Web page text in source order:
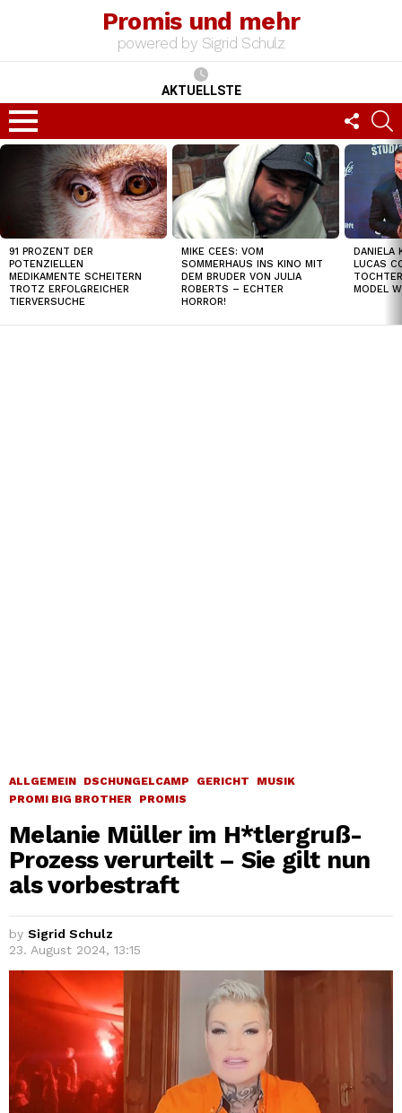
Promis und mehr
powered by Sigrid Schulz
AKTUELLSTE
Menu
US
TOP
NEWS
91 PROZENT DER
POTENZIELLEN
MEDIKAMENTE SCHEITERN
TROTZ ERFOLGREICHER
TIERVERSUCHE
MIKE CEES: VOM
SOMMERHAUS INS KINO MIT
DEM BRUDER VON JULIA
ROBERTS – ECHTER
HORROR!
DANIELA
LUCAS
MODEL
ALLGEMEIN DSCHUNGELCAMP GERICHT
MUSIK
PROMI BIG BROTHER
PROMIS
Melanie Müller im H*tlergruß-
Prozess verurteilt – Sie gilt nun
als vorbestraft
by Sigrid Schulz
23. August 2024, 13:15